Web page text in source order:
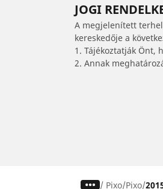
JOGI
A megjelenített
kereskedője a
1. Tájékoztatják Önt,
2. Annak
/ Pixo Pixo